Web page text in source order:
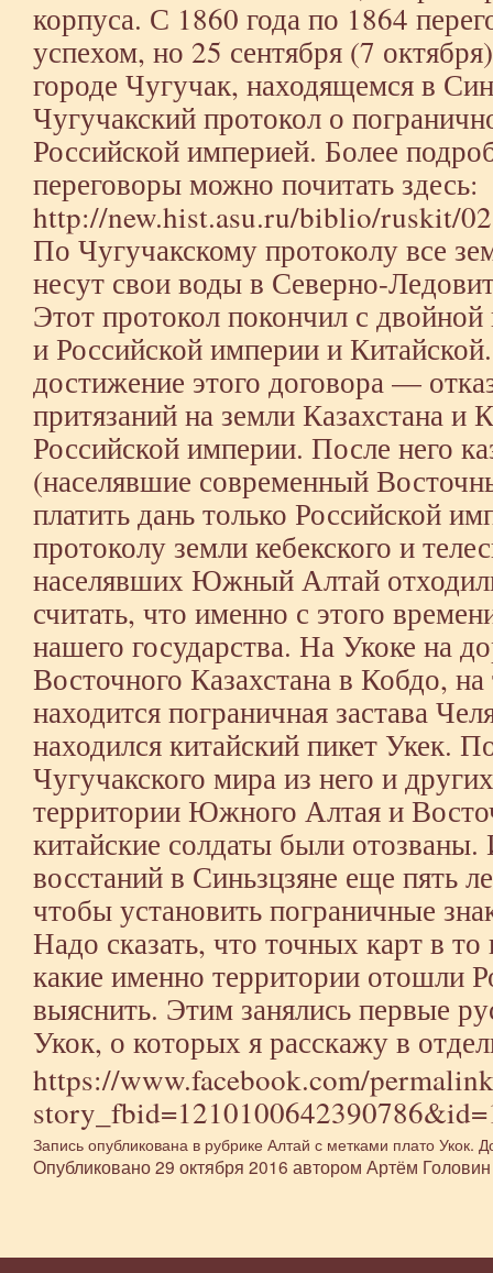
корпуса. С 1860 года по 1864
успехом, но 25 сентября (7
городе Чугучак, находящемся в
Чугучакский протокол о
Российской империей. Более
переговоры можно почитать здесь:
http://new.hist.asu.ru/biblio/ruskit/
По Чугучакскому протоколу все
несут свои воды в Северно-
Этот протокол покончил с
и Российской империи и
достижение этого договора —
притязаний на земли Казахстана и
Российской империи. После него
(населявшие современный
платить дань только Российской
протоколу земли кебекского и
населявших Южный Алтай
считать, что именно с этого
нашего государства. На Укоке на
Восточного Казахстана в Кобдо,
находится пограничная застава
находился китайский пикет Укек.
Чугучакского мира из него и
территории Южного Алтая и
китайские солдаты были
восстаний в Синьзцзяне еще пять
чтобы установить пограничные
Надо сказать, что точных карт в
какие именно территории отошли
выяснить. Этим занялись первые
Укок, о которых я расскажу в
https://www.facebook.com/
Запись опубликована в рубрике Алтай с метками плато Укок.
Опубликовано29 октября 2016 автором Артём Головин